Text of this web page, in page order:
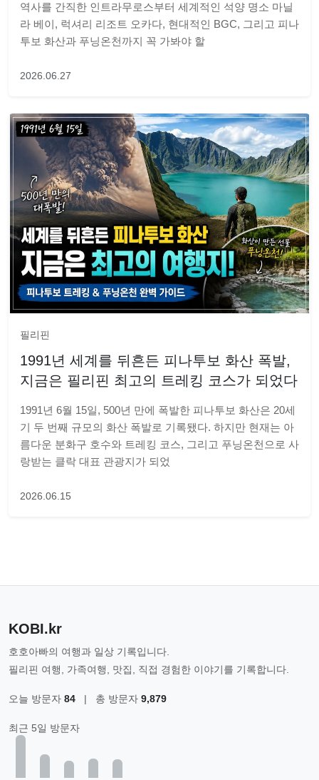
역사를 간직한 인트라무로스부터 세계적인 석양 명소 마닐
라 베이, 럭셔리 리조트 오카다, 현대적인 BGC, 그리고 피나
투보 화산과 푸닝온천까지 꼭 가봐야 할
2026.06.27
필리핀
1991년 세계를 뒤흔든 피나투보 화산 폭발,
지금은 필리핀 최고의 트레킹 코스가 되었다
1991년 6월 15일, 500년 만에 폭발한 피나투보 화산은 20세
기 두 번째 규모의 화산 폭발로 기록됐다. 하지만 현재는 아
름다운 분화구 호수와 트레킹 코스, 그리고 푸닝온천으로 사
랑받는 클락 대표 관광지가 되었
2026.06.15
KOBI.kr
호호아빠의 여행과 일상 기록입니다.
필리핀 여행, 가족여행, 맛집, 직접 경험한 이야기를 기록합니다.
오늘 방문자 84 | 총 방문자 9,879
최근 5일 방문자